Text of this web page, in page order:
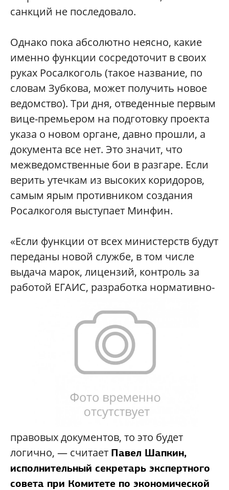
санкций не последовало.
Однако пока абсолютно неясно, какие
именно функции сосредоточит в своих
руках Росалкоголь (такое название, по
словам Зубкова, может получить новое
ведомство). Три дня, отведенные первым
вице-премьером на подготовку проекта
указа о новом органе, давно прошли, а
документа все нет. Это значит, что
межведомственные бои в разгаре. Если
верить утечкам из высоких коридоров,
самым ярым противником создания
Росалкоголя выступает Минфин.
«Если функции от всех министерств будут
переданы новой службе, в том числе
выдача марок, лицензий, контроль за
работой ЕГАИС, разработка нормативно-
правовых документов, то это будет
логично, — считает Павел Шапкин,
исполнительный секретарь экспертного
совета при Комитете по экономической